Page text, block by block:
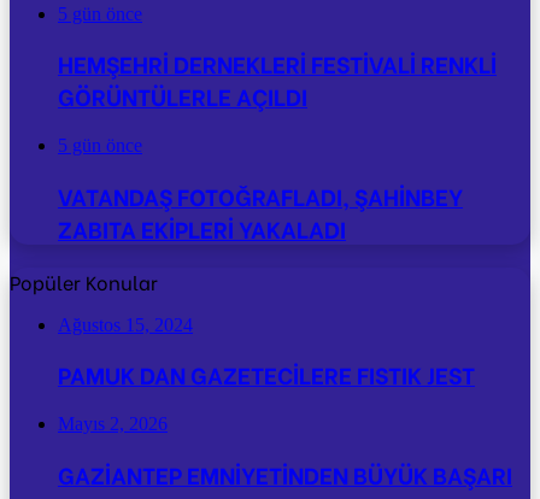
5 gün önce
HEMŞEHRİ DERNEKLERİ FESTİVALİ RENKLİ
GÖRÜNTÜLERLE AÇILDI
5 gün önce
VATANDAŞ FOTOĞRAFLADI, ŞAHİNBEY
ZABITA EKİPLERİ YAKALADI
Popüler Konular
Ağustos 15, 2024
PAMUK DAN GAZETECİLERE FISTIK JEST
Mayıs 2, 2026
GAZİANTEP EMNİYETİNDEN BÜYÜK BAŞARI